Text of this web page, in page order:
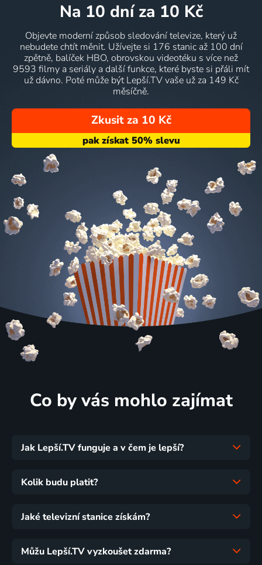
na 10 dní za 10 Kč
Objevte moderní způsob sledování televize, který už
nebudete chtít měnit. Užívejte si 176 stanic až 100 dní
zpětně, balíček HBO, obrovskou videotéku s více než
9593 filmy a seriály a další funkce, které byste si přáli mít
už dávno. Poté může být Lepší.TV vaše už za 149 Kč
měsíčně.
Zkusit za 10 Kč
Co by vás mohlo zajímat
Jak Lepší.TV funguje a v čem je lepší?
Kolik budu platit?
Jaké televizní stanice získám?
Můžu Lepší.TV vyzkoušet zdarma?